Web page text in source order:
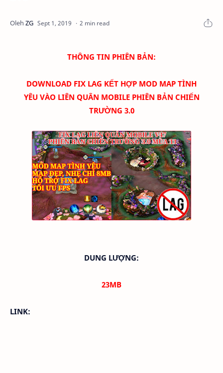
2 min read
THÔNG TIN PHIÊN BẢN:
DOWNLOAD FIX LAG KẾT HỢP MOD MAP TÌNH
YÊU VÀO LIÊN QUÂN MOBILE PHIÊN BẢN CHIẾN
TRƯỜNG 3.0
DUNG LƯỢNG:
23MB
LINK: